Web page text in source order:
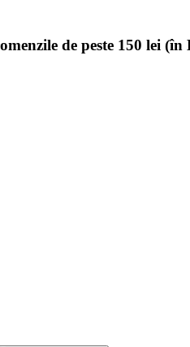
de peste 150 lei